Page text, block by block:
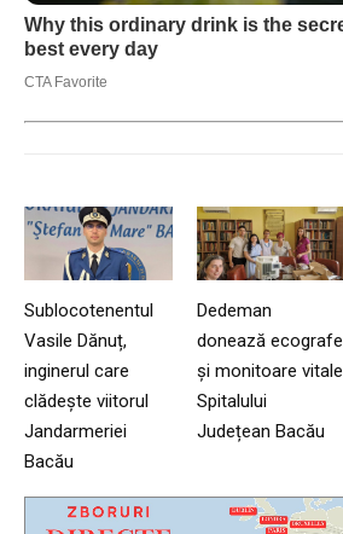
Sublocotenentul
Vasile Dănuț,
inginerul care
clădește viitorul
Jandarmeriei
Bacău
Dedeman
donează ecografe
și monitoare vitale
Spitalului
Județean Bacău